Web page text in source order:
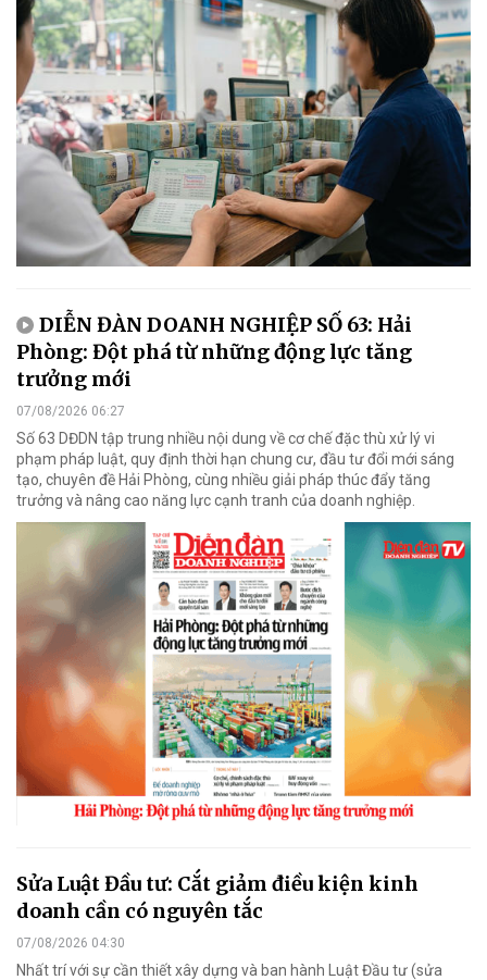
DIỄN ĐÀN DOANH NGHIỆP SỐ 63: Hải
Phòng: Đột phá từ những động lực tăng
trưởng mới
07/08/2026 06:27
Số 63 DĐDN tập trung nhiều nội dung về cơ chế đặc thù xử lý vi
phạm pháp luật, quy định thời hạn chung cư, đầu tư đổi mới sáng
tạo, chuyên đề Hải Phòng, cùng nhiều giải pháp thúc đẩy tăng
trưởng và nâng cao năng lực cạnh tranh của doanh nghiệp.
Sửa Luật Đầu tư: Cắt giảm điều kiện kinh
doanh cần có nguyên tắc
07/08/2026 04:30
Nhất trí với sự cần thiết xây dựng và ban hành Luật Đầu tư (sửa